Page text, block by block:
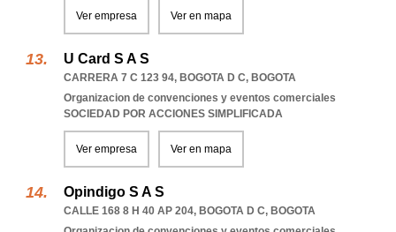
Ver empresa Ver en mapa
U Card S A S
CARRERA 7 C 123 94, BOGOTA D C, BOGOTA
Organizacion de convenciones y eventos comerciales
SOCIEDAD POR ACCIONES SIMPLIFICADA
Ver empresa Ver en mapa
Opindigo S A S
CALLE 168 8 H 40 AP 204, BOGOTA D C, BOGOTA